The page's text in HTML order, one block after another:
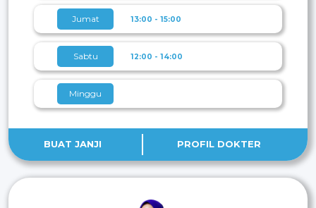
Jumat 13:00 - 15:00
Sabtu 12:00 - 14:00
Minggu
BUAT JANJI PROFIL DOKTER